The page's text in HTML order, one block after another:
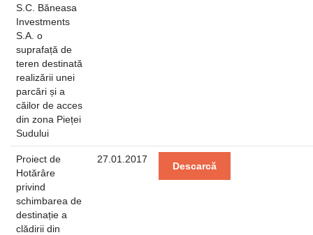
S.C. Băneasa
Investments
S.A. o
suprafață de
teren destinată
realizării unei
parcări și a
căilor de acces
din zona Pieței
Sudului
Proiect de
Hotărâre
privind
schimbarea de
destinație a
clădirii din
27.01.2017
Descarcă